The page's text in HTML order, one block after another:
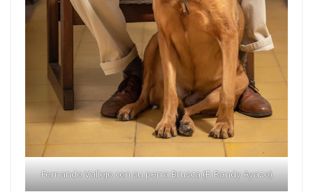
Fernando Vallejo con su perra Brusca (F: Randy Ayazo)